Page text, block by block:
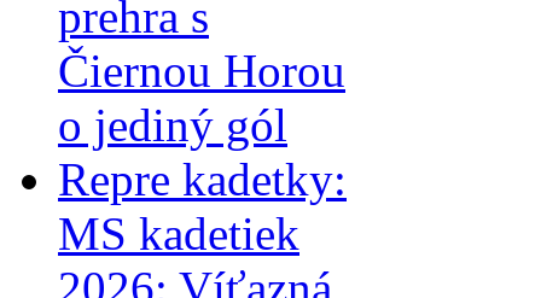
prehra s
Čiernou Horou
o jediný gól
Repre kadetky:
MS kadetiek
2026: Víťazná